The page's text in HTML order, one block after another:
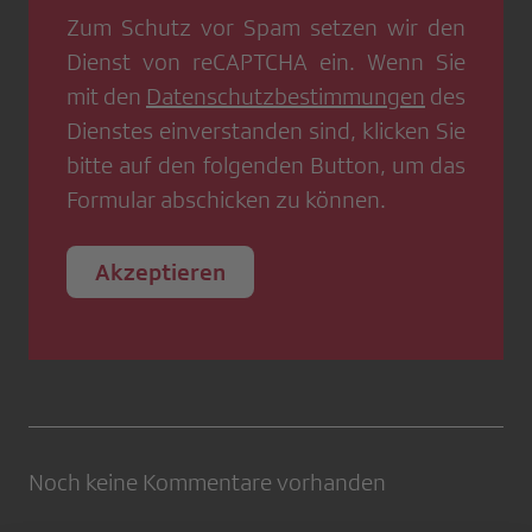
Zum Schutz vor Spam setzen wir den
Dienst von reCAPTCHA ein. Wenn Sie
mit den Datenschutzbestimmungen des
Dienstes einverstanden sind, klicken Sie
bitte auf den folgenden Button, um das
Formular abschicken zu können.
Akzeptieren
Noch keine Kommentare vorhanden